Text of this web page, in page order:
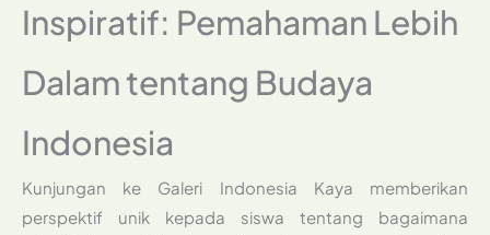
Inspiratif: Pemahaman Lebih
Dalam tentang Budaya
Indonesia
Kunjungan ke Galeri Indonesia Kaya memberikan
perspektif unik kepada siswa tentang bagaimana